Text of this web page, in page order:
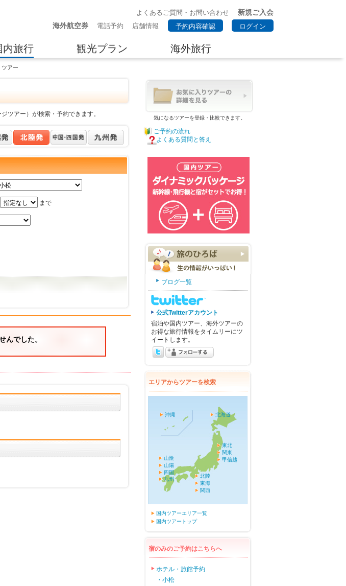
よくあるご質問・お問い合わせ
新規ご入会
海外航空券
電話予約 店舗情報 予約内容確認 ログイン
内旅行 観光プラン 海外旅行
ツアー
ツアー）が検索・予約できます。
まで
んでした。
気になるツアーを登録・比較できます。
ご予約の流れ
よくある質問と答え
ブログ一覧
公式Twitterアカウント
宿泊や国内ツアー、海外ツアーの
お得な旅行情報をタイムリーにツ
イートします。
エリアからツアーを検索
北海道
東北
関東
甲信越
北陸
東海
関西
山陰
山陽
四国
九州
沖縄
国内ツアーエリア一覧
国内ツアートップ
宿のみのご予約はこちらへ
ホテル・旅館予約
・小松